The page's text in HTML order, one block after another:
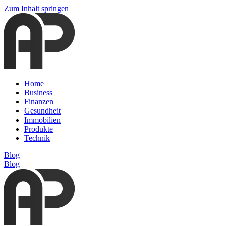
Zum Inhalt springen
Home
Business
Finanzen
Gesundheit
Immobilien
Produkte
Technik
Blog
Blog